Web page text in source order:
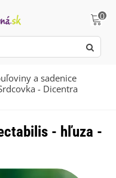
0
a sadenice
- Dicentra
- hľuza -